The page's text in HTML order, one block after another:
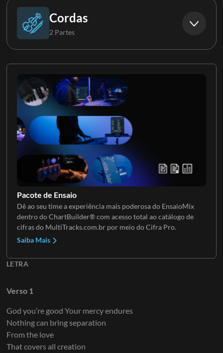
Sinos
Teclas
Teclados 4
Backs 1
Cordas
2 Partes
Pacote de Ensaio
Dê ao seu time a experiência mais poderosa do EnsaioMix
dentro do ChartBuilder® com acesso total ao catálogo de
cifras do MultiTracks.com.br por meio do Cifra Pro.
Saiba Mais
LETRA
Verso 1
God you’re good Your mercy endures
Nothing can bring separation
From the love
That covers all creation